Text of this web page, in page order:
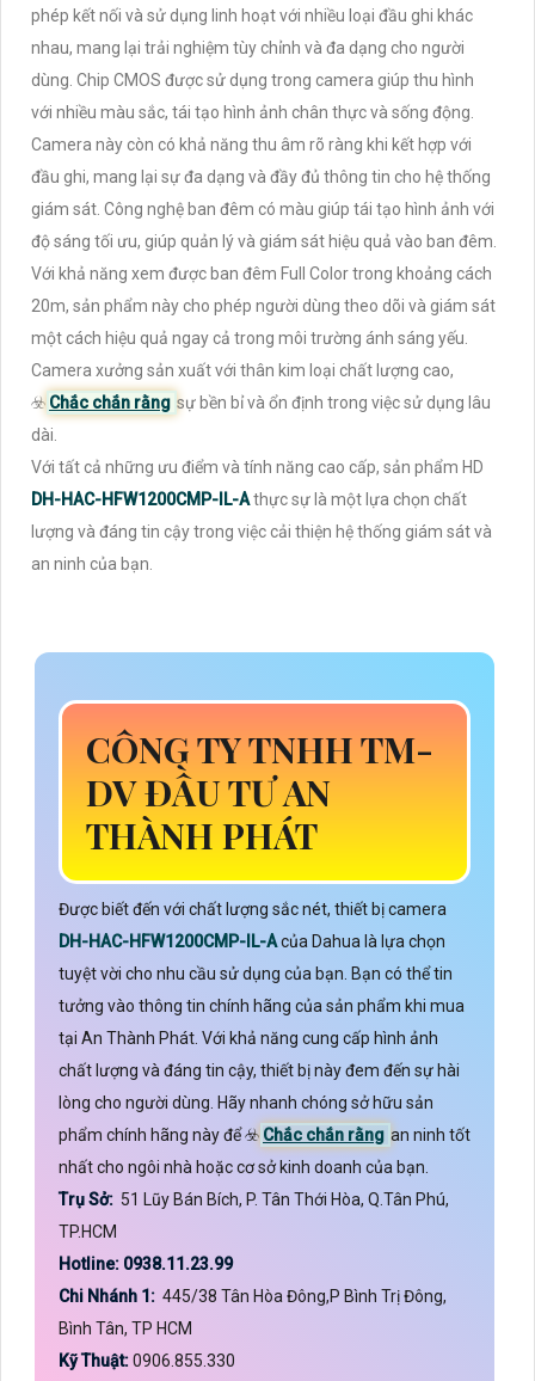
phép kết nối và sử dụng linh hoạt với nhiều loại đầu ghi khác
nhau, mang lại trải nghiệm tùy chỉnh và đa dạng cho người
dùng. Chip CMOS được sử dụng trong camera giúp thu hình
với nhiều màu sắc, tái tạo hình ảnh chân thực và sống động.
Camera này còn có khả năng thu âm rõ ràng khi kết hợp với
đầu ghi, mang lại sự đa dạng và đầy đủ thông tin cho hệ thống
giám sát. Công nghệ ban đêm có màu giúp tái tạo hình ảnh với
độ sáng tối ưu, giúp quản lý và giám sát hiệu quả vào ban đêm.
Với khả năng xem được ban đêm Full Color trong khoảng cách
20m, sản phẩm này cho phép người dùng theo dõi và giám sát
một cách hiệu quả ngay cả trong môi trường ánh sáng yếu.
Camera xưởng sản xuất với thân kim loại chất lượng cao,
☣️ Chắc chắn rằng sự bền bỉ và ổn định trong việc sử dụng lâu
dài.
Với tất cả những ưu điểm và tính năng cao cấp, sản phẩm HD
DH-HAC-HFW1200CMP-IL-Athực sự là một lựa chọn chất
lượng và đáng tin cậy trong việc cải thiện hệ thống giám sát và
an ninh của bạn.
CÔNG TY TNHH TM-
DV ĐẦU TƯ AN
THÀNH PHÁT
Được biết đến với chất lượng sắc nét, thiết bị camera
DH-HAC-HFW1200CMP-IL-Acủa Dahua là lựa chọn
tuyệt vời cho nhu cầu sử dụng của bạn. Bạn có thể tin
tưởng vào thông tin chính hãng của sản phẩm khi mua
tại An Thành Phát. Với khả năng cung cấp hình ảnh
chất lượng và đáng tin cậy, thiết bị này đem đến sự hài
lòng cho người dùng. Hãy nhanh chóng sở hữu sản
phẩm chính hãng này để ☣️ Chắc chắn rằng an ninh tốt
nhất cho ngôi nhà hoặc cơ sở kinh doanh của bạn.
Trụ Sở: 51 Lũy Bán Bích, P. Tân Thới Hòa, Q.Tân Phú,
TP.HCM
Hotline: 0938.11.23.99
Chi Nhánh 1: 445/38 Tân Hòa Đông,P Bình Trị Đông,
Bình Tân, TP HCM
Kỹ Thuật:0906.855.330